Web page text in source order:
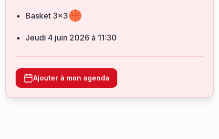
Basket 3x3
jeudi 4 juin 2026 à 11:30
Ajouter à mon agenda